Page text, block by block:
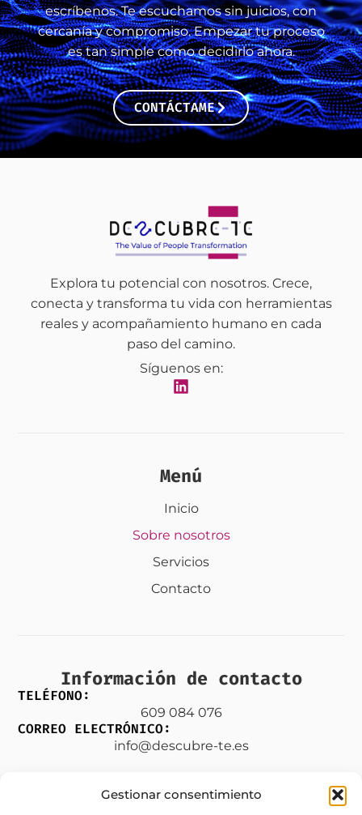
Gestionar consentimiento
escríbenos. Te escuchamos sin juicios, con
cercanía y compromiso. Empezar tu proceso
es tan simple como decidirlo ahora.
CONTÁCTAME
Explora tu potencial con nosotros. Crece,
conecta y transforma tu vida con herramientas
reales y acompañamiento humano en cada
paso del camino.
Síguenos en:
Menú
Inicio
Sobre nosotros
Servicios
Contacto
Información de contacto
TELÉFONO:
609 084 076
CORREO ELECTRÓNICO:
info@descubre-te.es